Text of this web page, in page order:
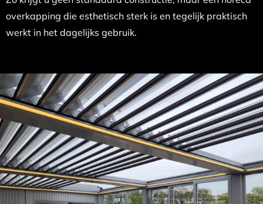
overkapping die esthetisch sterk is en tegelijk praktisch
werkt in het dagelijks gebruik.